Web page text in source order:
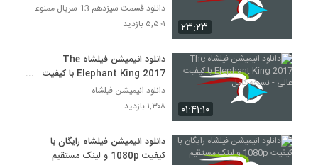
۲۳:۲۳
دانلود قسمت سیزدهم 13 سریال ممنوعه قانونی
۵,۵۰۱ بازدید
۰۱:۴۱:۱۰
دانلود انیمیشن فیلشاه The
Elephant King 2017 با کیفیت
عالی - نسخه کامل
دانلود انیمیشن فیلشاه
۱,۳۰۸ بازدید
دانلود انیمیشن فیلشاه رایگان با
کیفیت 1080p و لینک مستقیم